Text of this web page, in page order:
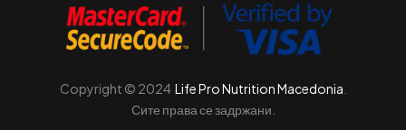
Copyright © 2024 Life Pro Nutrition Macedonia
Сите права се задржани.